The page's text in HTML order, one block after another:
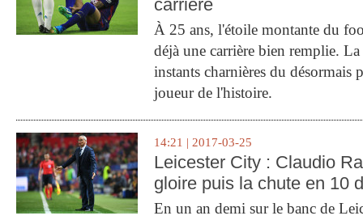
carrière
À 25 ans, l'étoile montante du
déjà une carrière bien remplie.
instants charnières du désormais
joueur de l'histoire.
14:21 | 2017-03-25
Leicester City : Claudio
gloire puis la chute en 10
En un an demi sur le banc de